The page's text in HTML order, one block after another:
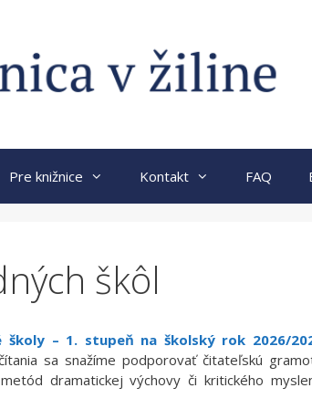
Pre knižnice Kontakt FAQ
škôl
– 1. stupeň na školský rok 2026/
sa snažíme podporovať čitateľskú
dramatickej výchovy či kritického